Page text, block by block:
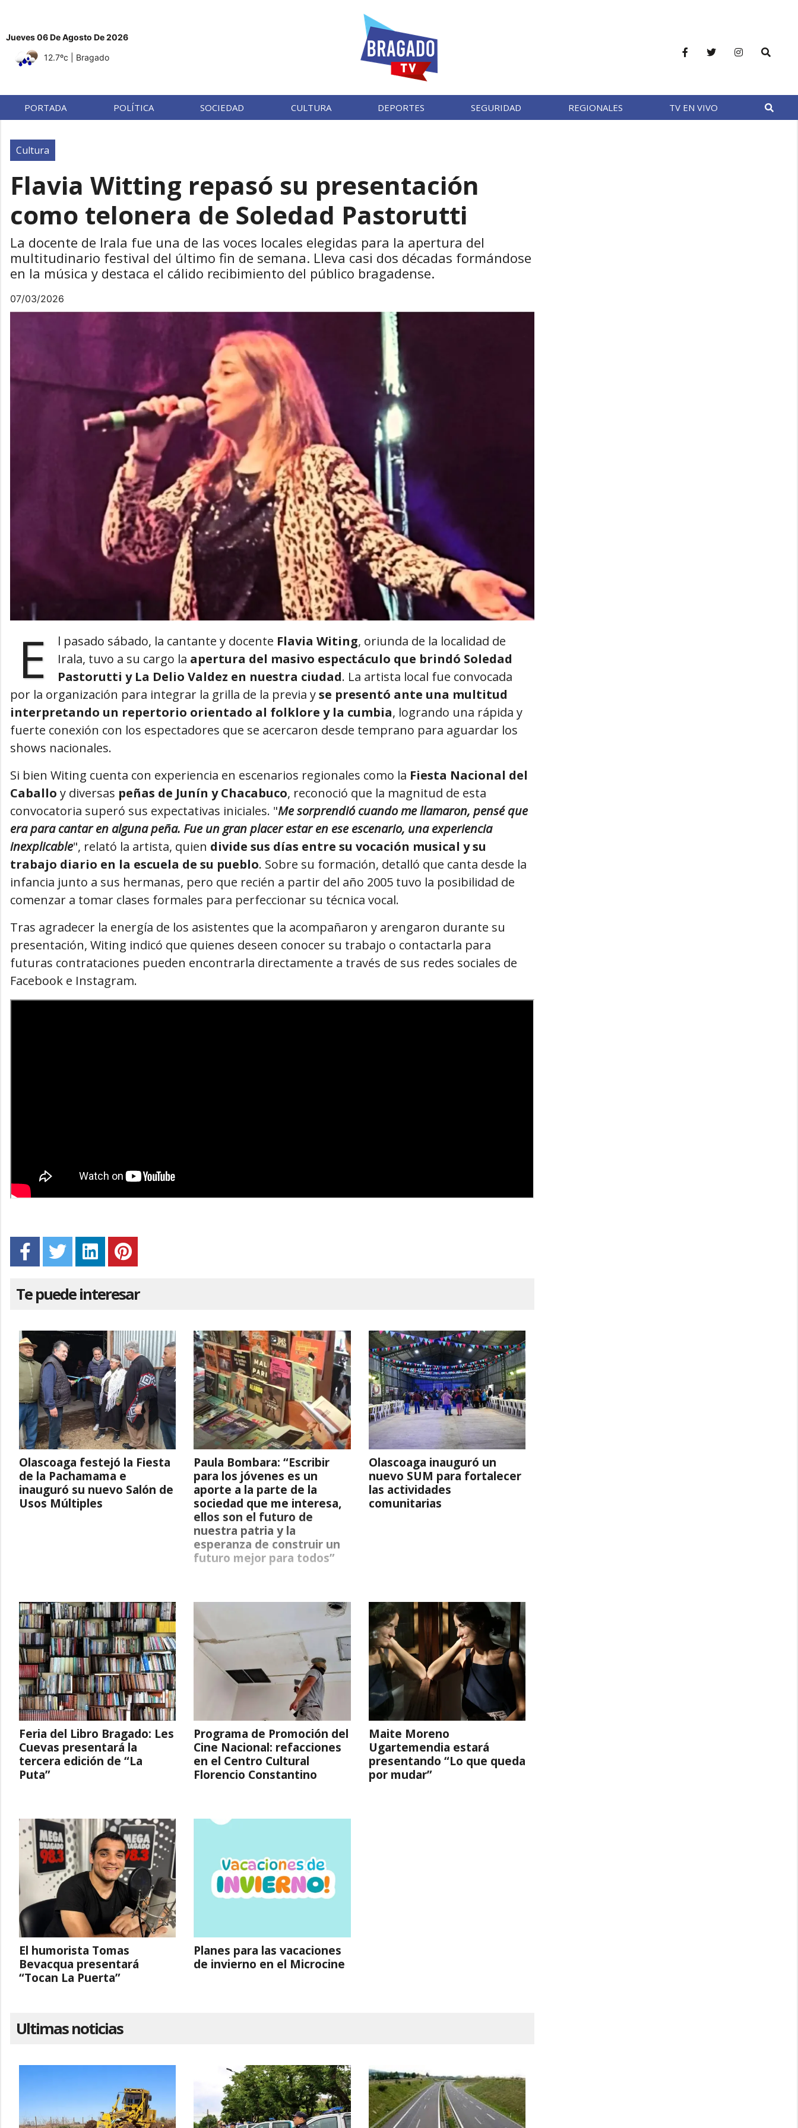
Jueves 06 De Agosto De 2026
12.7ºc
| Bragado
PORTADA POLÍTICA SOCIEDAD CULTURA DEPORTES SEGURIDAD REGIONALES TV EN VIVO
Cultura
Flavia Witting repasó su presentación
como telonera de Soledad Pastorutti
La docente de Irala fue una de las voces locales elegidas para la apertura del
multitudinario festival del último fin de semana. Lleva casi dos décadas formándose
en la música y destaca el cálido recibimiento del público bragadense.
07/03/2026
E l pasado sábado, la cantante y docente Flavia Witing, oriunda de la localidad de
Irala, tuvo a su cargo la apertura del masivo espectáculo que brindó Soledad
Pastorutti y La Delio Valdez en nuestra ciudad. La artista local fue convocada
por la organización para integrar la grilla de la previa yse presentó ante una multitud
interpretando un repertorio orientado al folklore y la cumbia, logrando una rápida y
fuerte conexión con los espectadores que se acercaron desde temprano para aguardar los
shows nacionales.
Si bien Witing cuenta con experiencia en escenarios regionales como la Fiesta Nacional del
Caballo y diversas peñas de Junín y Chacabuco, reconoció que la magnitud de esta
convocatoria superó sus expectativas iniciales. "Me sorprendió cuando me llamaron, pensé que
era para cantar en alguna peña. Fue un gran placer estar en ese escenario, una experiencia
inexplicable", relató la artista, quien divide sus días entre su vocación musical y su
trabajo diario en la escuela de su pueblo. Sobre su formación, detalló que canta desde la
infancia junto a sus hermanas, pero que recién a partir del año 2005 tuvo la posibilidad de
comenzar a tomar clases formales para perfeccionar su técnica vocal.
Tras agradecer la energía de los asistentes que la acompañaron y arengaron durante su
presentación, Witing indicó que quienes deseen conocer su trabajo o contactarla para
futuras contrataciones pueden encontrarla directamente a través de sus redes sociales de
Facebook e Instagram.
Te puede interesar
Olascoaga festejó la Fiesta
de la Pachamama e
inauguró su nuevo Salón de
Usos Múltiples
Paula Bombara: “Escribir
para los jóvenes es un
aporte a la parte de la
sociedad que me interesa,
ellos son el futuro de
nuestra patria y la
esperanza de construir un
futuro mejor para todos”
Olascoaga inauguró un
nuevo SUM para fortalecer
las actividades
comunitarias
Feria del Libro Bragado: Les
Cuevas presentará la
tercera edición de “La
Puta”
Programa de Promoción del
Cine Nacional: refacciones
en el Centro Cultural
Florencio Constantino
Maite Moreno
Ugartemendia estará
presentando “Lo que queda
por mudar”
El humorista Tomas
Bevacqua presentará
“Tocan La Puerta”
Planes para las vacaciones
de invierno en el Microcine
Ultimas noticias